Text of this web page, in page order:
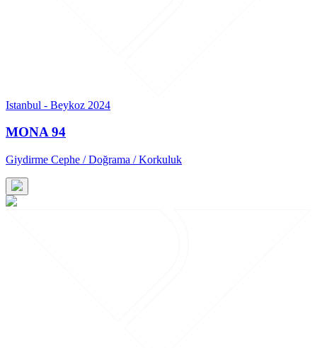
Istanbul - Beykoz 2024
MONA 94
Giydirme Cephe / Doğrama / Korkuluk